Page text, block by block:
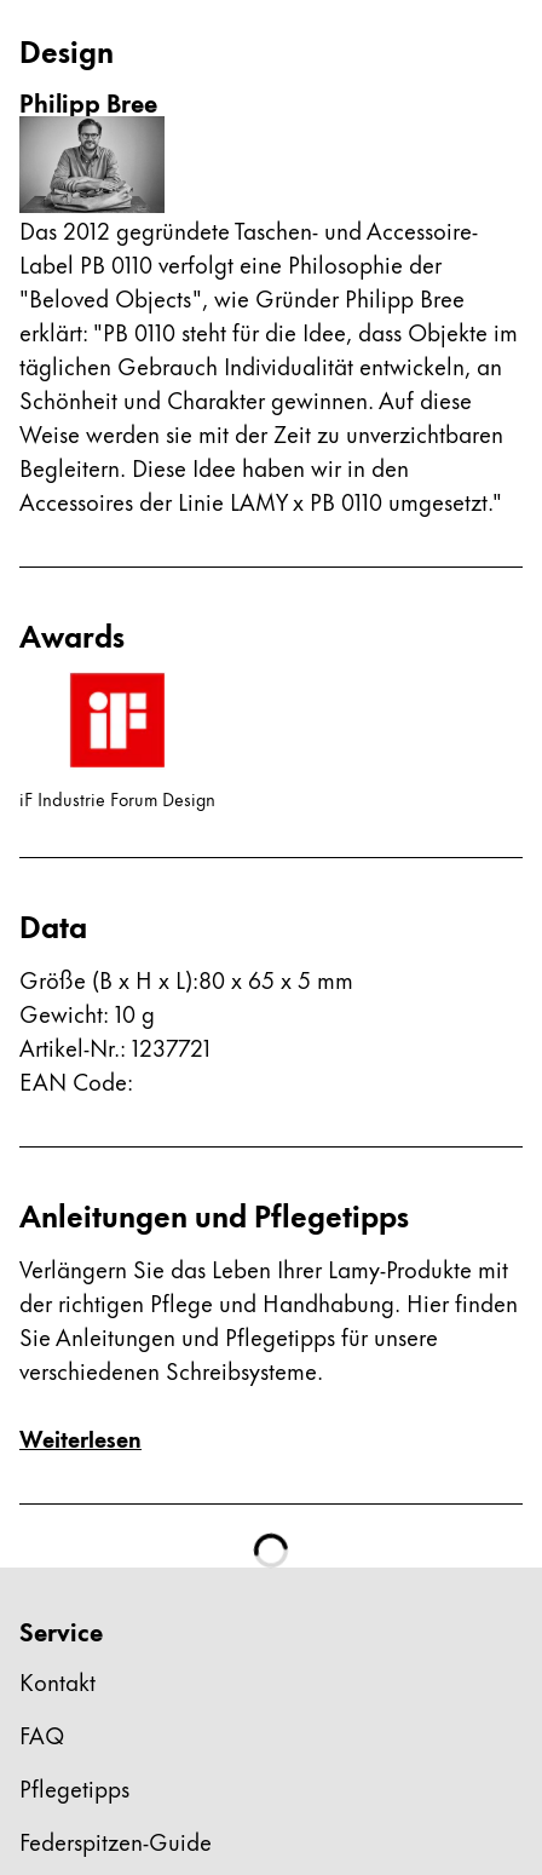
Design
Philipp Bree
Das 2012 gegründete Taschen- und Accessoire-
Label PB 0110 verfolgt eine Philosophie der
"Beloved Objects", wie Gründer Philipp Bree
erklärt: "PB 0110 steht für die Idee, dass Objekte im
täglichen Gebrauch Individualität entwickeln, an
Schönheit und Charakter gewinnen. Auf diese
Weise werden sie mit der Zeit zu unverzichtbaren
Begleitern. Diese Idee haben wir in den
Accessoires der Linie LAMY x PB 0110 umgesetzt."
Awards
iF Industrie Forum Design
Data
Größe (B x H x L):80 x 65 x 5 mm
Gewicht: 10g
Artikel-Nr.: 1237721
EAN Code:
Anleitungen und Pflegetipps
Verlängern Sie das Leben Ihrer Lamy-Produkte mit
der richtigen Pflege und Handhabung. Hier finden
Sie Anleitungen und Pflegetipps für unsere
verschiedenen Schreibsysteme.
Weiterlesen
Service
Kontakt
FAQ
Pflegetipps
Federspitzen-Guide